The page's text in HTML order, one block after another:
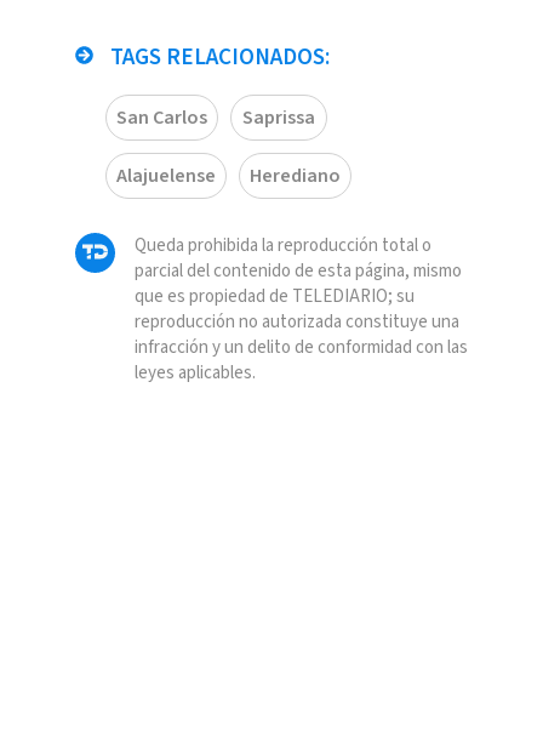
TAGS RELACIONADOS:
San Carlos Saprissa
Alajuelense Herediano
Queda prohibida la reproducción total o
parcial del contenido de esta página, mismo
que es propiedad de TELEDIARIO; su
reproducción no autorizada constituye una
infracción y un delito de conformidad con las
leyes aplicables.